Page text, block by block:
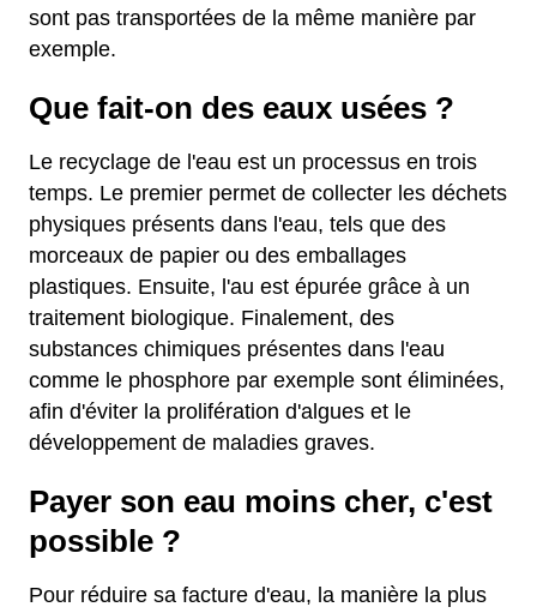
sont pas transportées de la même manière par
exemple.
Que fait-on des eaux usées ?
Le recyclage de l'eau est un processus en trois
temps. Le premier permet de collecter les déchets
physiques présents dans l'eau, tels que des
morceaux de papier ou des emballages
plastiques. Ensuite, l'au est épurée grâce à un
traitement biologique. Finalement, des
substances chimiques présentes dans l'eau
comme le phosphore par exemple sont éliminées,
afin d'éviter la prolifération d'algues et le
développement de maladies graves.
Payer son eau moins cher, c'est
possible ?
Pour réduire sa facture d'eau, la manière la plus